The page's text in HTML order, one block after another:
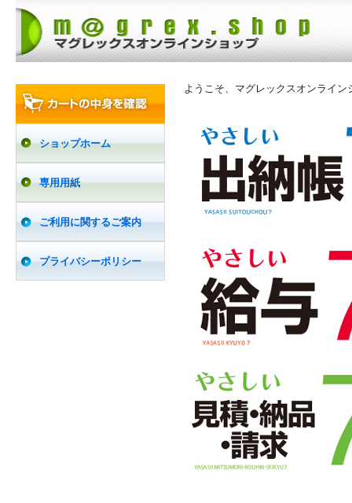
ショップホーム
専用用紙
ご利用に関するご案内
プライバシーポリシー
ようこそ、マグレックスオンライン